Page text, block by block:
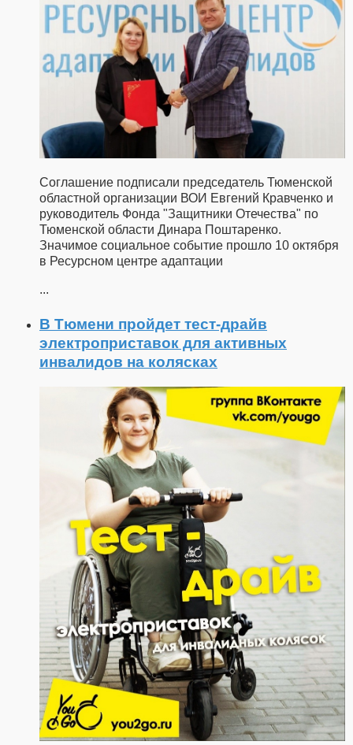
Соглашение подписали председатель Тюменской
областной организации ВОИ Евгений Кравченко и
руководитель Фонда "Защитники Отечества" по
Тюменской области Динара Поштаренко.
Значимое социальное событие прошло 10 октября
в Ресурсном центре адаптации
...
В Тюмени пройдет тест-драйв
электроприставок для активных
инвалидов на колясках